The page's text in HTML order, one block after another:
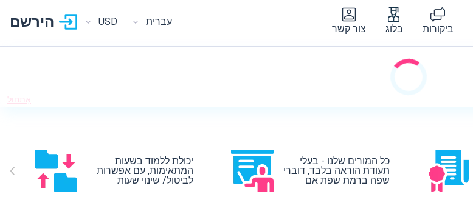
ביקורות בלוג צור קשר
עברית USD הירשם
אִתחוּל
כל המורים שלנו - בעלי
תעודת הוראה בלבד, דוברי
שפה ברמת שפת אם
יכולת ללמוד בשעות
המתאימות, עם אפשרות
לביטול/ שינוי שעות